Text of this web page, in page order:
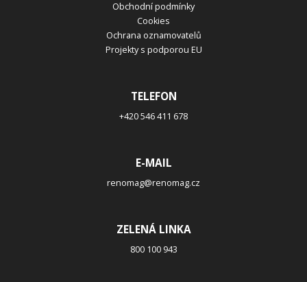
Obchodní podmínky
Cookies
Ochrana oznamovatelů
Projekty s podporou EU
TELEFON
+420 546 411 678
E-MAIL
renomag@renomag.cz
ZELENÁ LINKA
800 100 943